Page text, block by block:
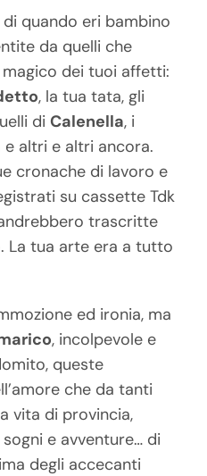
quando eri bambino
da quelli che
dei tuoi affetti:
, la tua tata, gli
diCalenella, i
e altri e altri ancora.
cronache di lavoro e
su cassette Tdk
trascritte
La tua arte era a tutto
ed ironia, ma
, incolpevole e
queste
che da tanti
vita di provincia,
e avventure… di
degli accecanti